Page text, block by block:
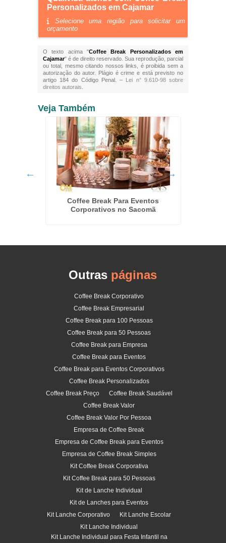
Personalizados em Cajamar
Selecione uma região para solicitar um
orçamento
O texto acima "Coffee Break Personalizados em
Cajamar" é de direito reservado. Sua reprodução, parcial
ou total, mesmo citando nossos links, é proibida sem a
autorização do autor. Plágio é crime e está previsto no
artigo 184 do Código Penal. – Lei n° 9.610-98 sobre
direitos autorais
Veja Também
Coffee Break Para Eventos
Corporativos no Sacomã
Outras páginas
Coffee Break Corporativo
Coffee Break Empresarial
Coffee Break para 100 Pessoas
Coffee Break para 50 Pessoas
Coffee Break para Empresa
Coffee Break para Eventos
Coffee Break para Eventos Corporativos
Coffee Break Personalizados
Coffee Break Preço
Coffee Break Saudável
Coffee Break Valor
Coffee Break Valor Por Pessoa
Empresa de Coffee Break
Empresa de Coffee Break para Eventos
Empresa de Coffee Break Simples
Kit Coffee Break Corporativa
Kit Coffee Break para 50 Pessoas
Kit de Lanche Individual
Kit de Lanches para Eventos
Kit Lanche Corporativo
Kit Lanche Escolar
Kit Lanche Individual
Kit Lanche Individual para Festa Infantil na